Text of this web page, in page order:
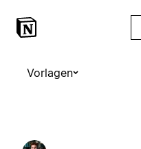
Vorlagen